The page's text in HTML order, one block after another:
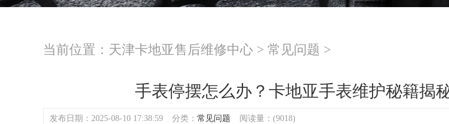
当前位置： 天津卡地亚售后维修中心 > 常见问题 >
手表停摆怎么办？卡地亚手表维护秘籍揭
发布日期：2025-08-10 17:38:59 分类： 常见问题 阅读量：(9018)